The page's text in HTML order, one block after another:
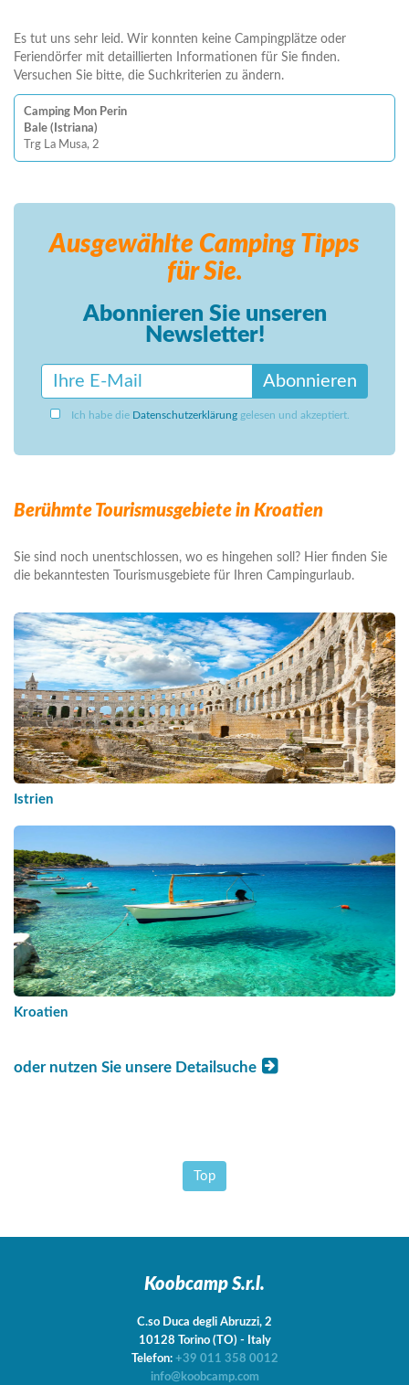
Es tut uns sehr leid. Wir konnten keine Campingplätze oder
Feriendörfer mit detaillierten Informationen für Sie finden.
Versuchen Sie bitte, die Suchkriterien zu ändern.
Camping Mon Perin
Bale (Istriana)
Trg La Musa, 2
Ausgewählte Camping Tipps
für Sie.
Abonnieren Sie unseren
Newsletter!
Abonnieren
Ich habe die Datenschutzerklärung gelesen und akzeptiert.
Berühmte Tourismusgebiete in Kroatien
Sie sind noch unentschlossen, wo es hingehen soll? Hier finden Sie
die bekanntesten Tourismusgebiete für Ihren Campingurlaub.
Istrien
Kroatien
oder nutzen Sie unsere Detailsuche
Top
Koobcamp S.r.l.
C.so Duca degli Abruzzi, 2
10128 Torino (TO) - Italy
Telefon: +39 011 358 0012
info@koobcamp.com